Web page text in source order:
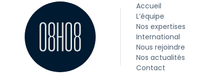
Accueil
L’équipe
Nos expertises
International
Nous rejoindre
Nos actualités
Contact